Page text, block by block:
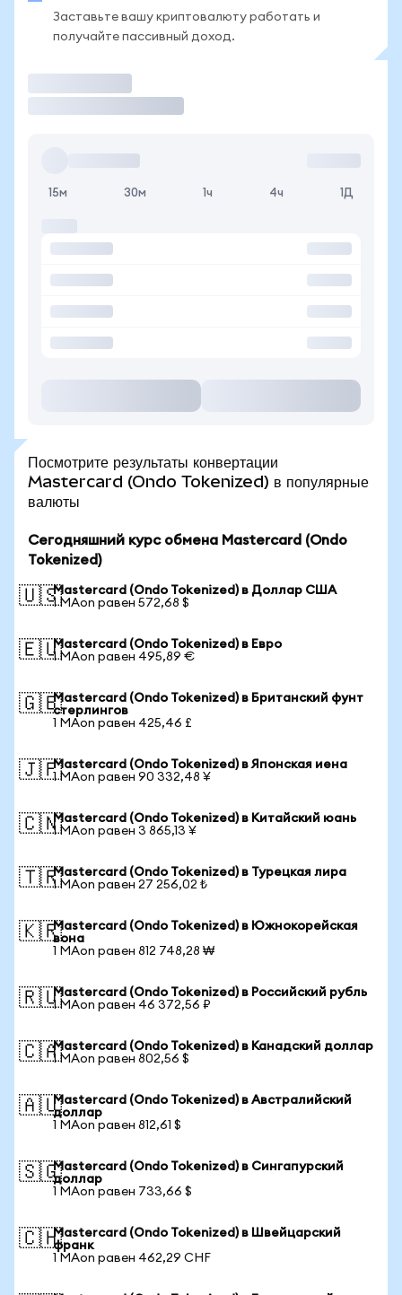
Заставьте вашу криптовалюту работать и
получайте пассивный доход.
15м 30м 1ч 4ч 1Д
Посмотрите результаты конвертации
Mastercard (Ondo Tokenized) в популярные
валюты
Сегодняшний курс обмена Mastercard (Ondo
Tokenized)
🇺🇸Mastercard (Ondo Tokenized) в Доллар США
1 MAon равен 572,68 $
🇪🇺Mastercard (Ondo Tokenized) в Евро
1 MAon равен 495,89 €
🇬🇧Mastercard (Ondo Tokenized) в Британский фунт
стерлингов
1 MAon равен 425,46 £
🇯🇵Mastercard (Ondo Tokenized) в Японская иена
1 MAon равен 90 332,48 ¥
🇨🇳Mastercard (Ondo Tokenized) в Китайский юань
1 MAon равен 3 865,13 ¥
🇹🇷Mastercard (Ondo Tokenized) в Турецкая лира
1 MAon равен 27 256,02 ₺
🇰🇷Mastercard (Ondo Tokenized) в Южнокорейская
вона
1 MAon равен 812 748,28 ₩
🇷🇺Mastercard (Ondo Tokenized) в Российский рубль
1 MAon равен 46 372,56 ₽
🇨🇦Mastercard (Ondo Tokenized) в Канадский доллар
1 MAon равен 802,56 $
🇦🇺Mastercard (Ondo Tokenized) в Австралийский
доллар
1 MAon равен 812,61 $
🇸🇬Mastercard (Ondo Tokenized) в Сингапурский
доллар
1 MAon равен 733,66 $
🇨🇭Mastercard (Ondo Tokenized) в Швейцарский
франк
1 MAon равен 462,29 CHF